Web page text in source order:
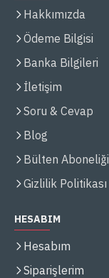
Hakkımızda
Ödeme Bilgisi
Banka Bilgileri
İletişim
Soru & Cevap
Blog
Bülten Aboneliği
Gizlilik Politikası
HESABIM
Hesabım
Siparişlerim